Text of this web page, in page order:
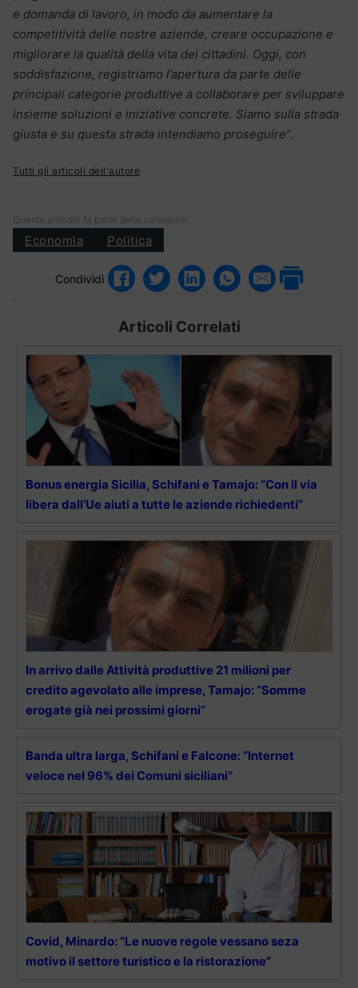
e domanda di lavoro, in modo da aumentare la
competitività delle nostre aziende, creare occupazione e
migliorare la qualità della vita dei cittadini. Oggi, con
soddisfazione, registriamo l’apertura da parte delle
principali categorie produttive a collaborare per sviluppare
insieme soluzioni e iniziative concrete. Siamo sulla strada
giusta e su questa strada intendiamo proseguire”.
Tutti gli articoli dell'autore
Questo articolo fa parte delle categorie:
Economia Politica
Condividi
Articoli Correlati
Bonus energia Sicilia, Schifani e Tamajo: “Con il via
libera dall’Ue aiuti a tutte le aziende richiedenti”
In arrivo dalle Attività produttive 21 milioni per
credito agevolato alle imprese, Tamajo: “Somme
erogate già nei prossimi giorni”
Banda ultra larga, Schifani e Falcone: “Internet
veloce nel 96% dei Comuni siciliani”
Covid, Minardo: “Le nuove regole vessano seza
motivo il settore turistico e la ristorazione”